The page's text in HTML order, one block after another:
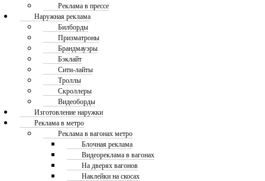
Реклама в прессе
Наружная реклама
Билборды
Призматроны
Брандмауэры
Бэклайт
Сити-лайты
Троллы
Скроллеры
Видеоборды
Изготовление наружки
Реклама в метро
Реклама в вагонах метро
Блочная реклама
Видеореклама в вагонах
На дверях вагонов
Наклейки на скосах